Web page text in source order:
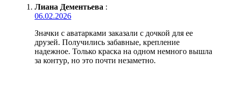
Лиана Дементьева :
06.02.2026
Значки с аватарками заказали с дочкой для ее
друзей. Получились забавные, крепление
надежное. Только краска на одном немного вышла
за контур, но это почти незаметно.